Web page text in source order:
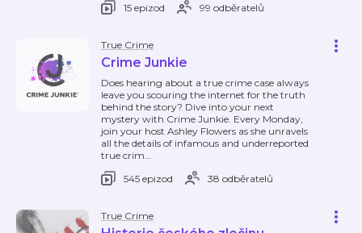
15 epizod
99 odběratelů
True Crime
Crime Junkie
Does hearing about a true crime case always
leave you scouring the internet for the truth
behind the story? Dive into your next
mystery with Crime Junkie. Every Monday,
join your host Ashley Flowers as she unravels
all the details of infamous and underreported
true crim…
545 epizod
38 odběratelů
True Crime